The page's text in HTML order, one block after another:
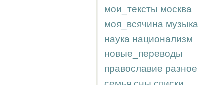
мои_тексты москва
моя_всячина музыка
наука национализм
новые_переводы
православие разное